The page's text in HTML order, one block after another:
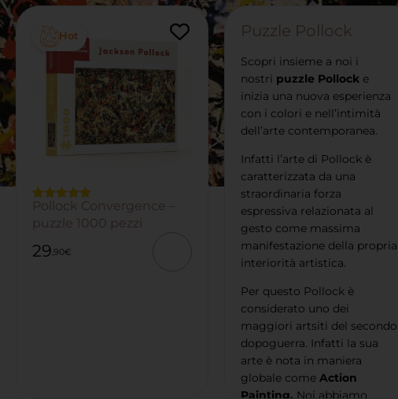
Hot
Valutato
5.00 su 5
su base
4
recensioni
Pollock Convergence –
puzzle 1000 pezzi
29,90€
Puzzle Pollock
Scopri insieme a noi i
nostri puzzle Pollock e
inizia una nuova esperienza
con i colori e nell’intimità
dell’arte contemporanea.
Infatti l’arte di Pollock è
caratterizzata da una
straordinaria forza
espressiva relazionata al
gesto come massima
manifestazione della propria
interiorità artistica.
Per questo Pollock è
considerato uno dei
maggiori artsiti del secondo
dopoguerra. Infatti la sua
arte è nota in maniera
globale come Action
Painting. Noi abbiamo